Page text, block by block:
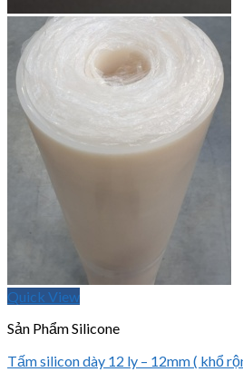
Quick View
Sản Phẩm Silicone
Tấm silicon dày 12 ly – 12mm ( khổ